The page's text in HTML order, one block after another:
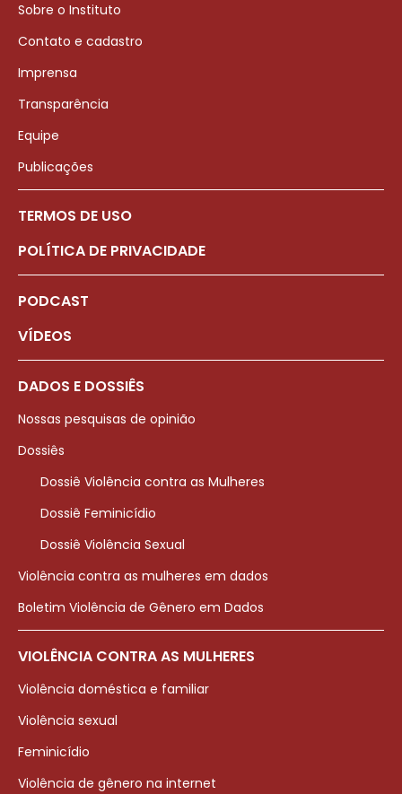
Sobre o Instituto
Contato e cadastro
Imprensa
Transparência
Equipe
Publicações
TERMOS DE USO
POLÍTICA DE PRIVACIDADE
PODCAST
VÍDEOS
DADOS E DOSSIÊS
Nossas pesquisas de opinião
Dossiês
Dossiê Violência contra as Mulheres
Dossiê Feminicídio
Dossiê Violência Sexual
Violência contra as mulheres em dados
Boletim Violência de Gênero em Dados
VIOLÊNCIA CONTRA AS MULHERES
Violência doméstica e familiar
Violência sexual
Feminicídio
Violência de gênero na internet